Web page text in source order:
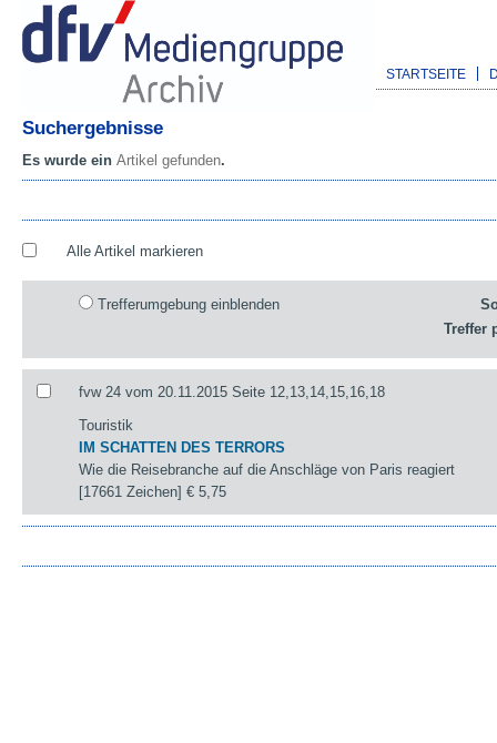
STARTSEITE
Suchergebnisse
Es wurde ein Artikel gefunden.
Alle Artikel markieren
Trefferumgebung einblenden
Treffer
fvw 24 vom 20.11.2015 Seite 12,13,14,15,16,18
Touristik
IM SCHATTEN DES TERRORS
Wie die Reisebranche auf die Anschläge von Paris reagiert
[17661 Zeichen]€ 5,75